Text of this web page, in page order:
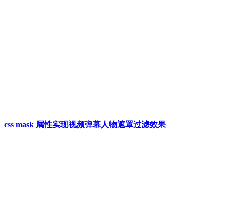
css mask 属性实现视频弹幕人物遮罩过滤效果